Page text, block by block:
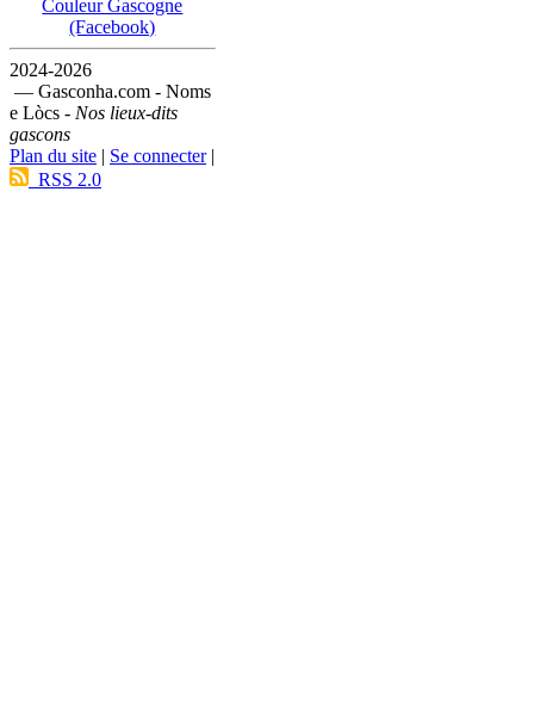
Couleur Gascogne
(Facebook)
2024-2026
— Gasconha.com - Noms
e Lòcs - Nos lieux-dits
gascons
Plan du site | Se connecter|
RSS 2.0